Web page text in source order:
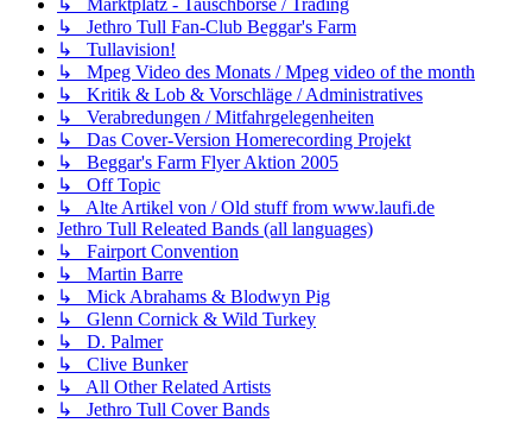
↳ Marktplatz - Tauschbörse / Trading
↳ Jethro Tull Fan-Club Beggar's Farm
↳ Tullavision!
↳ Mpeg Video des Monats / Mpeg video of the month
↳ Kritik & Lob & Vorschläge / Administratives
↳ Verabredungen / Mitfahrgelegenheiten
↳ Das Cover-Version Homerecording Projekt
↳ Beggar's Farm Flyer Aktion 2005
↳ Off Topic
↳ Alte Artikel von / Old stuff from www.laufi.de
Jethro Tull Releated Bands (all languages)
↳ Fairport Convention
↳ Martin Barre
↳ Mick Abrahams & Blodwyn Pig
↳ Glenn Cornick & Wild Turkey
↳ D. Palmer
↳ Clive Bunker
↳ All Other Related Artists
↳ Jethro Tull Cover Bands